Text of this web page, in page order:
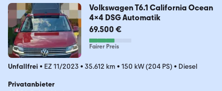
Volkswagen T6.1 California Ocean
4x4 DSG Automatik
69.500 €
Fairer Preis
Unfallfrei • EZ 11/2023 • 35.612 km • 150 kW (204 PS) • Diesel
Privatanbieter